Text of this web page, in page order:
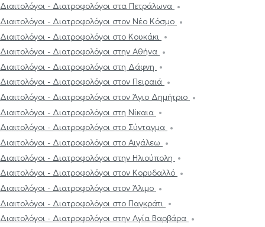
Διαιτολόγοι - Διατροφολόγοι στα Πετράλωνα
Διαιτολόγοι - Διατροφολόγοι στον Νέο Κόσμο
Διαιτολόγοι - Διατροφολόγοι στο Κουκάκι
Διαιτολόγοι - Διατροφολόγοι στην Αθήνα
Διαιτολόγοι - Διατροφολόγοι στη Δάφνη
Διαιτολόγοι - Διατροφολόγοι στον Πειραιά
Διαιτολόγοι - Διατροφολόγοι στον Άγιο Δημήτριο
Διαιτολόγοι - Διατροφολόγοι στη Νίκαια
Διαιτολόγοι - Διατροφολόγοι στο Σύνταγμα
Διαιτολόγοι - Διατροφολόγοι στο Αιγάλεω
Διαιτολόγοι - Διατροφολόγοι στην Ηλιούπολη
Διαιτολόγοι - Διατροφολόγοι στον Κορυδαλλό
Διαιτολόγοι - Διατροφολόγοι στον Άλιμο
Διαιτολόγοι - Διατροφολόγοι στο Παγκράτι
Διαιτολόγοι - Διατροφολόγοι στην Αγία Βαρβάρα